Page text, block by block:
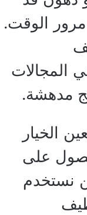
الوقت.
المجالات
مدهشة.
الخيار
على
نستخدم